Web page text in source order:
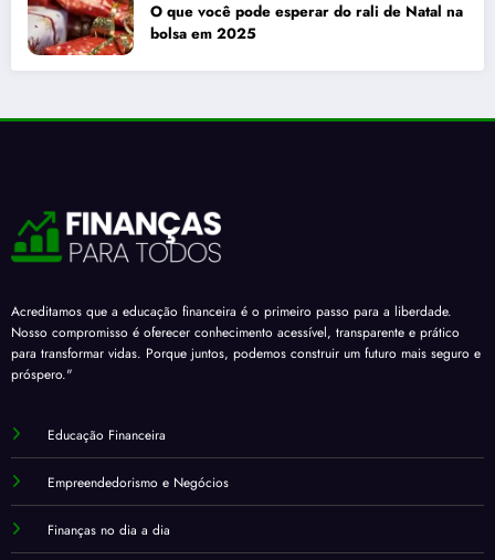
O que você pode esperar do rali de Natal na
bolsa em 2025
Acreditamos que a educação financeira é o primeiro passo para a liberdade.
Nosso compromisso é oferecer conhecimento acessível, transparente e prático
para transformar vidas. Porque juntos, podemos construir um futuro mais seguro e
próspero."
Educação Financeira
Empreendedorismo e Negócios
Finanças no dia a dia